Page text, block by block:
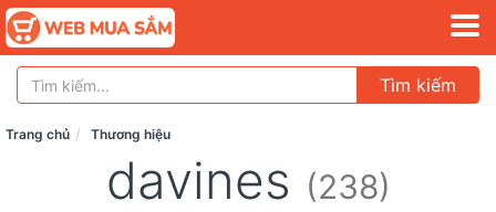
Tìm kiếm
Trang chủ Thương hiệu
davines (238)